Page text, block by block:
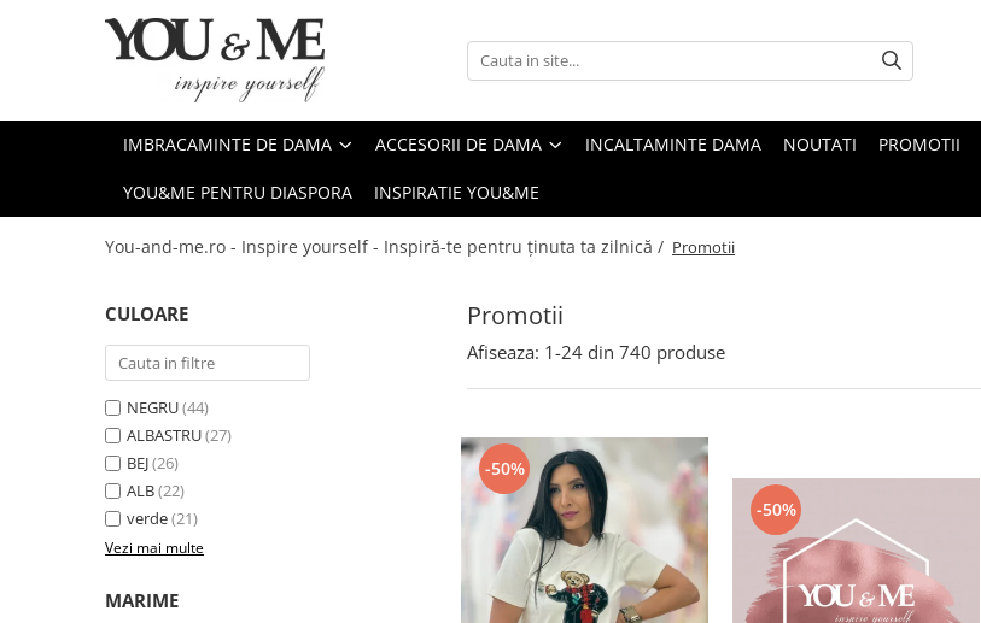
Imbracaminte de dama
Geci si jachete
Rochii de zi
Compleuri si costume
Costume de baie
Accesorii de dama
Coliere si brose
IMBRACAMINTE DE DAMA ACCESORII DE DAMA INCALTAMINTE DAMA NOUTATI PROMOTII
YOU&ME PENTRU DIASPORA INSPIRATIE YOU&ME
You-and-me.ro - Inspire yourself - Inspiră-te pentru ținuta ta zilnică / Promotii
Promotii
CULOARE
NEGRU(44)
ALBASTRU(27)
BEJ(26)
ALB(22)
verde(21)
Vezi mai multe
MARIME
Afiseaza: 1-24 din 740 produse
-50%
-50%